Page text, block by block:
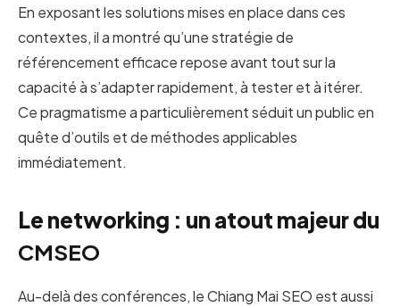
En exposant les solutions mises en place dans ces
contextes, il a montré qu’une stratégie de
référencement efficace repose avant tout sur la
capacité à s’adapter rapidement, à tester et à itérer.
Ce pragmatisme a particulièrement séduit un public en
quête d’outils et de méthodes applicables
immédiatement.
Le networking : un atout majeur du
CMSEO
Au-delà des conférences, le Chiang Mai SEO est aussi